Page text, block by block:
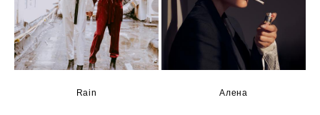
Rain Алена